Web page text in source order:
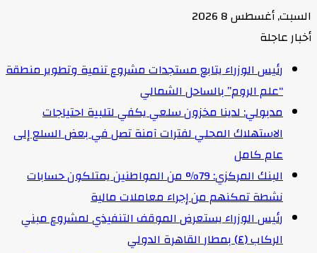
السبت, أغسطس 8 2026
أخبار عاجلة
رئيس الوزراء يتابع مستجدات مشروع تنمية وتطوير منطقة
“علم الروم” بالساحل الشمالي
مدبولي: لدينا مخزون سلعي يكفي لتلبية احتياجات
الاستهلاك المحلي لفترات آمنة تصل في بعض السلع إلى
عام كامل
البنك المركزي: 79% من المواطنين يمتلكون حسابات
نشطة تمكنهم من إجراء معاملات مالية
رئيس الوزراء يستعرض الموقف التنفيذي لمشروع مبني
الركاب (٤) بمطار القاهرة الدولي